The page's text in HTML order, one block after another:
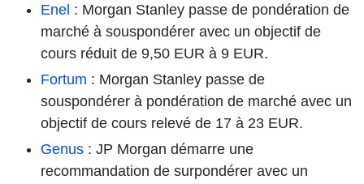
Enel : Morgan Stanley passe de pondération de
marché à souspondérer avec un objectif de
cours réduit de 9,50 EUR à 9 EUR.
Fortum : Morgan Stanley passe de
souspondérer à pondération de marché avec un
objectif de cours relevé de 17 à 23 EUR.
Genus : JP Morgan démarre une
recommandation de surpondérer avec un